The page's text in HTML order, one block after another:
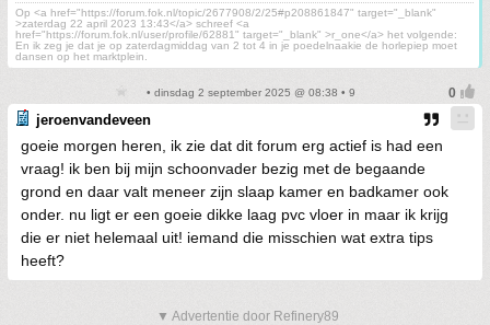
Op <a href="https://forum.fok.nl/topic/2677908/2/25#p208861847" target="_blank"
>zaterdag 22 april 2023 13:43</a> schreef <a
href="https://forum.fok.nl/user/profile/62881" target="_blank" >r_one</a> het volgende:
En ik zeg je dat je op zaterdagmiddag van 2 tot 4 in je poedelnaakie de horlepiep moet
dansen op het marktplein.
• dinsdag 2 september 2025 @ 08:38 • 9
jeroenvandeveen
goeie morgen heren, ik zie dat dit forum erg actief is had een
vraag! ik ben bij mijn schoonvader bezig met de begaande
grond en daar valt meneer zijn slaap kamer en badkamer ook
onder. nu ligt er een goeie dikke laag pvc vloer in maar ik krijg
die er niet helemaal uit! iemand die misschien wat extra tips
heeft?
▼ Advertentie door Refinery89